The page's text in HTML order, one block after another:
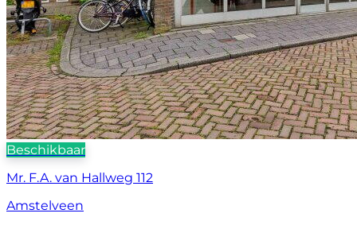
Beschikbaar
Mr. F.A. van Hallweg 112
Amstelveen